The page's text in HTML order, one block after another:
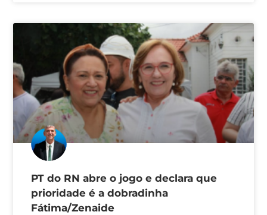
PT do RN abre o jogo e declara que
prioridade é a dobradinha
Fátima/Zenaide